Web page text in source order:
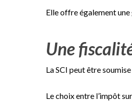
Elle offre également
Une
La SCI peut être
Le choix entre l’impôt